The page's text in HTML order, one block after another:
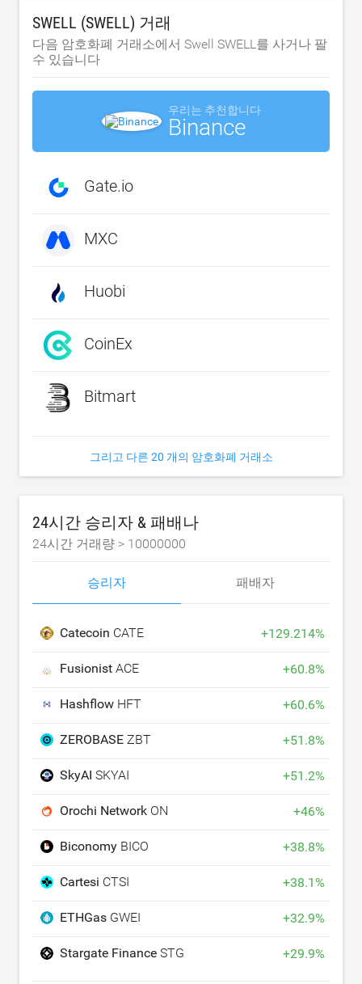
SWELL (SWELL) 거래
다음 암호화폐 거래소에서 Swell SWELL를 사거나 팔
수 있습니다
우리는 추천합니다
Binance
Gate.io
MXC
Huobi
CoinEx
Bitmart
그리고 다른 20 개의 암호화폐 거래소
24시간 승리자 & 패배나
24시간 거래량 > 10000000
승리자 패배자
Catecoin CATE +129.214%
Fusionist ACE +60.8%
Hashflow HFT +60.6%
ZEROBASE ZBT +51.8%
SkyAI SKYAI +51.2%
Orochi Network ON +46%
Biconomy BICO +38.8%
Cartesi CTSI +38.1%
ETHGas GWEI +32.9%
Stargate Finance STG +29.9%